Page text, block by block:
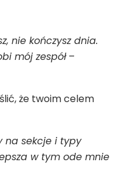
nie kończysz dnia.
mój zespół–
że twoim celem
na sekcje i typy
w tym ode mnie